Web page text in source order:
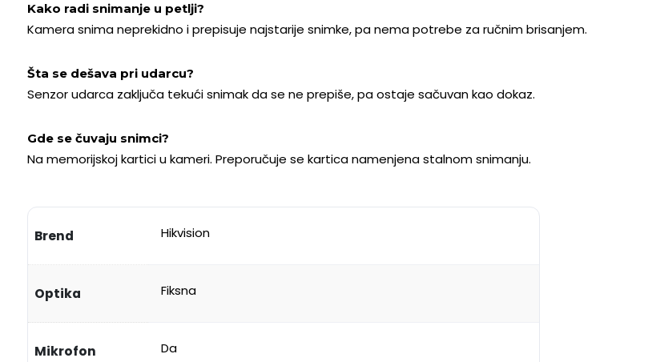
Kako radi snimanje u petlji?
Kamera snima neprekidno i prepisuje najstarije snimke, pa nema potrebe za ručnim brisanjem.
Šta se dešava pri udarcu?
Senzor udarca zaključa tekući snimak da se ne prepiše, pa ostaje sačuvan kao dokaz.
Gde se čuvaju snimci?
Na memorijskoj kartici u kameri. Preporučuje se kartica namenjena stalnom snimanju.
Brend Hikvision
Optika Fiksna
Mikrofon Da